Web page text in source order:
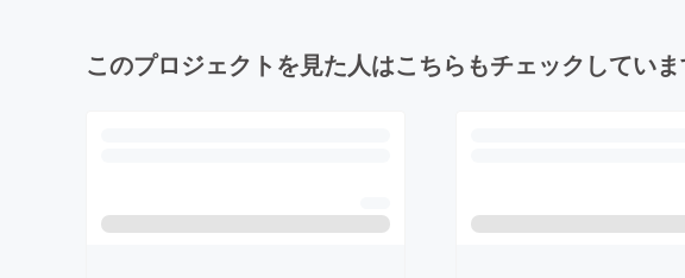
このプロジェクトを見た人はこちらもチェックしてい